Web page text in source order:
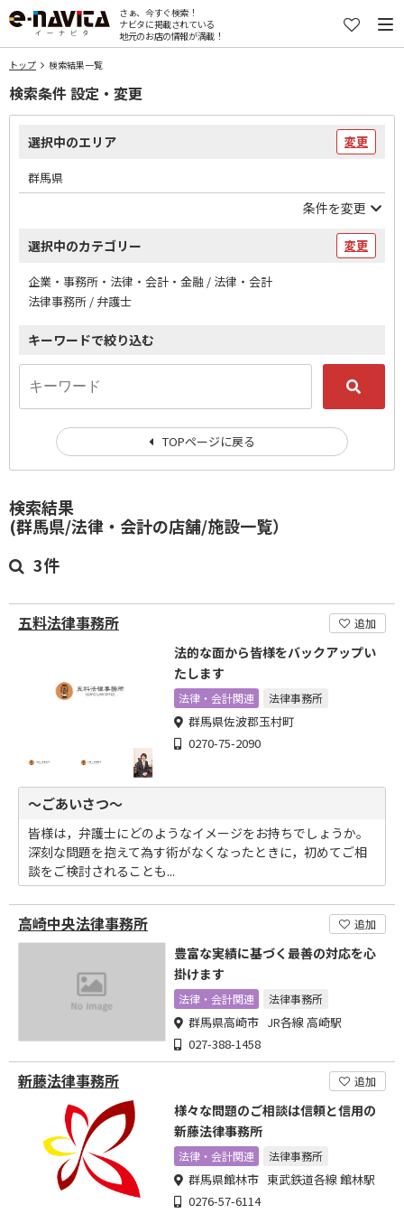
さぁ、今すぐ検索！
ナビタに掲載されている
地元のお店の情報が満載！
トップ 検索結果一覧
検索結果
(群馬県/法律・会計の店舗/施設一覧）
3件
五料法律事務所 追加
法的な面から皆様をバックアップい
たします
法律・会計関連 法律事務所
群馬県佐波郡玉村町
0270-75-2090
～ごあいさつ～
皆様は，弁護士にどのようなイメージをお持ちでしょうか。
深刻な問題を抱えて為す術がなくなったときに，初めてご相
談をご検討されることも...
高崎中央法律事務所 追加
豊富な実績に基づく最善の対応を心
掛けます
法律・会計関連 法律事務所
群馬県高崎市 JR各線 高崎駅
027-388-1458
新藤法律事務所 追加
様々な問題のご相談は信頼と信用の
新藤法律事務所
法律・会計関連 法律事務所
群馬県館林市 東武鉄道各線 館林駅
0276-57-6114
検索条件 設定・変更
選択中のエリア 変更
群馬県
条件を変更
選択中のカテゴリー 変更
企業・事務所・法律・会計・金融 / 法律・会計
法律事務所 / 弁護士
キーワードで絞り込む
TOPページに戻る